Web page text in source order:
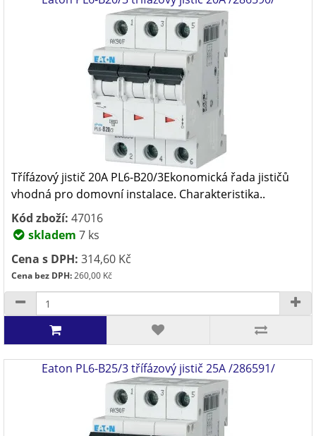
Třífázový jistič 20A PL6-B20/3Ekonomická řada jističů
vhodná pro domovní instalace. Charakteristika..
Kód zboží: 47016
skladem 7 ks
Cena s DPH: 314,60 Kč
Cena bez DPH:260,00 Kč
Eaton PL6-B25/3 třífázový jistič 25A /286591/